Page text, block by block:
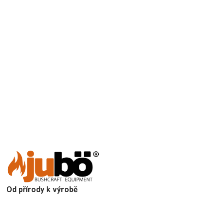
Od přírody k výrobě